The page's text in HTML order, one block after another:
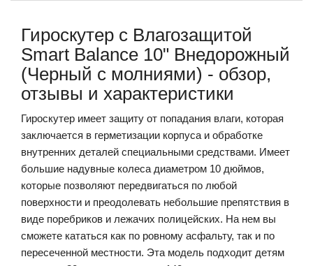
Гироскутер с Влагозащитой
Smart Balance 10" Внедорожный
(Черный с молниями) - обзор,
отзывы и характеристики
Гироскутер имеет защиту от попадания влаги, которая
заключается в герметизации корпуса и обработке
внутренних деталей специальными средствами. Имеет
большие надувные колеса диаметром 10 дюймов,
которые позволяют передвигаться по любой
поверхности и преодолевать небольшие препятствия в
виде поребриков и лежачих полицейских. На нем вы
сможете кататься как по ровному асфальту, так и по
пересеченной местности. Эта модель подходит детям